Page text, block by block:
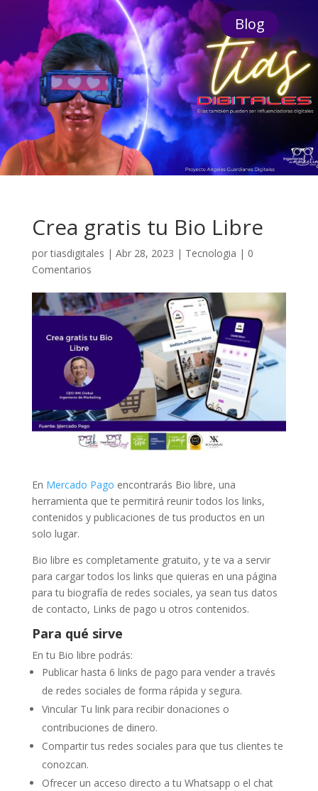
Blog
Crea gratis tu Bio Libre
portiasdigitales | Abr 28, 2023 | Tecnologia | 0
Comentarios
En Mercado Pago encontrarás Bio libre, una
herramienta que te permitirá reunir todos los links,
contenidos y publicaciones de tus productos en un
solo lugar.
Bio libre es completamente gratuito, y te va a servir
para cargar todos los links que quieras en una página
para tu biografía de redes sociales, ya sean tus datos
de contacto, Links de pago u otros contenidos.
Para qué sirve
En tu Bio libre podrás:
Publicar hasta 6 links de pago para vender a través
de redes sociales de forma rápida y segura.
Vincular Tu link para recibir donaciones o
contribuciones de dinero.
Compartir tus redes sociales para que tus clientes te
conozcan.
Ofrecer un acceso directo a tu Whatsapp o el chat